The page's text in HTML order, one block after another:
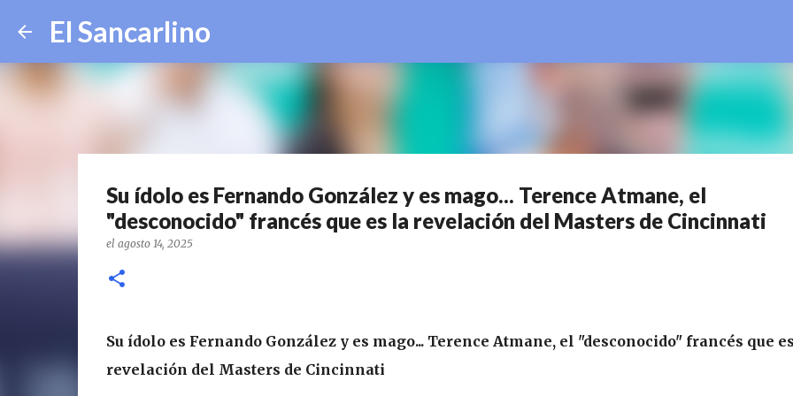
El Sancarlino
Su ídolo es Fernando González y es mago... Terence Atmane, el
"desconocido" francés que es la revelación del Masters de Cincinnati
el agosto 14, 2025
Su ídolo es Fernando González y es mago... Terence Atmane, el "desconocido" francés que
revelación del Masters de Cincinnati